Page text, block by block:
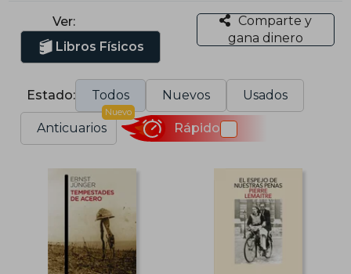
Ver:
Libros Físicos
Comparte y
gana dinero
Estado: Todos Nuevos Usados
Anticuarios
Nuevo
Rápido